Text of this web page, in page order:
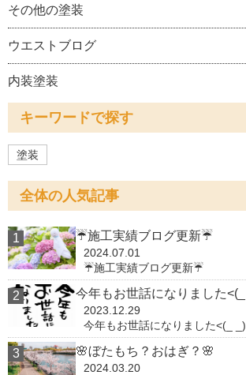
その他の塗装
ウエストブログ
内装塗装
キーワードで探す
塗装
全体の人気記事
☔施工実績ブログ更新☔
2024.07.01
☔施工実績ブログ更新☔
今年もお世話になりました
2023.12.29
今年もお世話になりました<(_
🌸ぼたもち？おはぎ？🌸
2024.03.20